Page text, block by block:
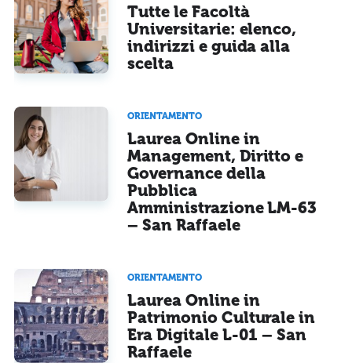
Tutte le Facoltà
Universitarie: elenco,
indirizzi e guida alla
scelta
ORIENTAMENTO
Laurea Online in
Management, Diritto e
Governance della
Pubblica
Amministrazione LM-63
– San Raffaele
ORIENTAMENTO
Laurea Online in
Patrimonio Culturale in
Era Digitale L-01 – San
Raffaele